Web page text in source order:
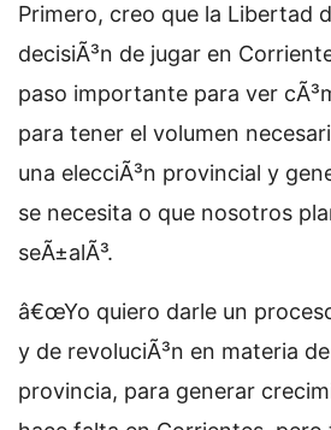
Primero, creo que la Libertad
decisiÃ³n de jugar en
paso importante para ver
para tener el volumen
una elecciÃ³n provincial y
se necesita o que nosotros
seÃ±alÃ³.
â€œYo quiero darle un
y de revoluciÃ³n en materia
provincia, para generar